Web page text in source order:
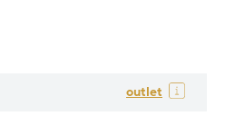
outlet